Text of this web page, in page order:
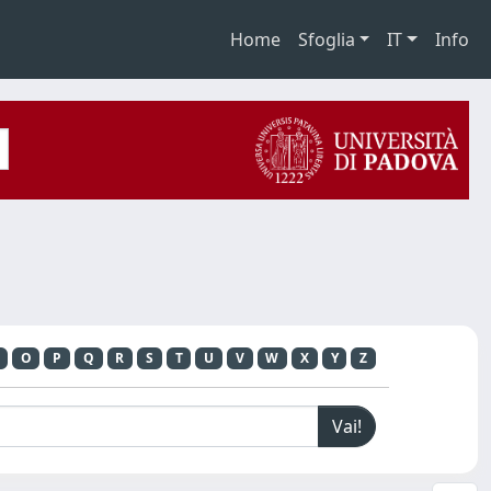
Home Sfoglia IT Info
O P Q R S T U V W X Y Z